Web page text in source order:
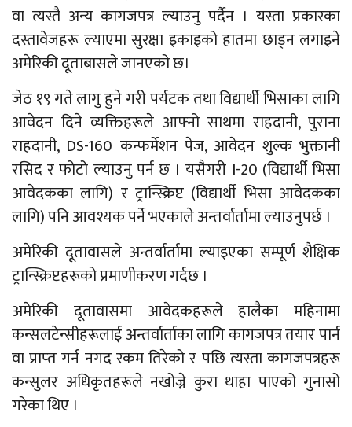
वा त्यस्तै अन्य कागजपत्र ल्याउनु पर्दैन । यस्ता प्रकारका
दस्तावेजहरू ल्याएमा सुरक्षा इकाइको हातमा छाड्न लगाइने
अमेरिकी दूताबासले जानएको छ।
जेठ १९ गते लागु हुने गरी पर्यटक तथा विद्यार्थी भिसाका लागि
आवेदन दिने व्यक्तिहरूले आफ्नो साथमा राहदानी, पुराना
राहदानी, DS-160 कन्फर्मेशन पेज, आवेदन शुल्क भुक्तानी
रसिद र फोटो ल्याउनु पर्न छ । यसैगरी I-20 (विद्यार्थी भिसा
आवेदकका लागि) र ट्रान्स्क्रिप्ट (विद्यार्थी भिसा आवेदकका
लागि) पनि आवश्यक पर्ने भएकाले अन्तर्वार्तामा ल्याउनुपर्छ ।
अमेरिकी दूतावासले अन्तर्वार्तामा ल्याइएका सम्पूर्ण शैक्षिक
ट्रान्स्क्रिप्टहरूको प्रमाणीकरण गर्दछ ।
अमेरिकी दूतावासमा आवेदकहरूले हालैका महिनामा
कन्सलटेन्सीहरूलाई अन्तर्वार्ताका लागि कागजपत्र तयार पार्न
वा प्राप्‍त गर्न नगद रकम तिरेको र पछि त्यस्ता कागजपत्रहरू
कन्सुलर अधिकृतहरूले नखोज्ने कुरा थाहा पाएको गुनासो
गरेका थिए ।